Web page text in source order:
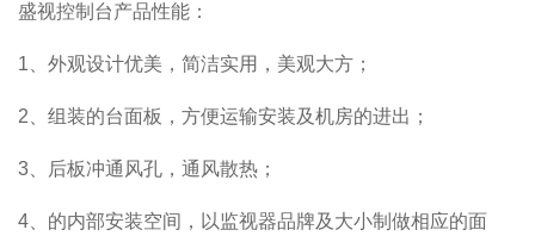
盛视控制台产品性能：
1、外观设计优美，简洁实用，美观大方；
2、组装的台面板，方便运输安装及机房的进出；
3、后板冲通风孔，通风散热；
4、的内部安装空间，以监视器品牌及大小制做相应的面